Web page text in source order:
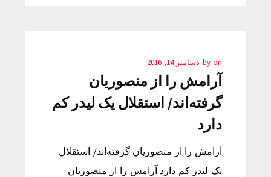
by on دسامبر 14, 2016
آرامش را از منصوریان
گرفته‌اند/ استقلال یک لیدر کم
دارد
آرامش را از منصوریان گرفته‌اند/ استقلال
یک لیدر کم دارد آرامش را از منصوریان